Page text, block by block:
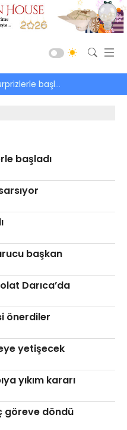
başladı
başladı
başkan
Darıca’da
önerdiler
yetişecek
yıkım kararı
göreve döndü
TV Galeri
Halil Mahallesi, İsmetpaşa
Beşiroğlu Altın Han Kat: 1
- KOCAELİ